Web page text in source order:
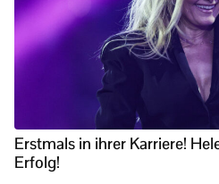
Erstmals in ihrer Karriere!
Erfolg!